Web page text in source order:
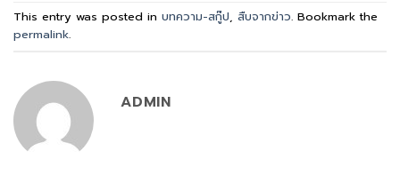
This entry was posted in บทความ-สกู๊ป, สืบจากข่าว. Bookmark the
permalink.
ADMIN